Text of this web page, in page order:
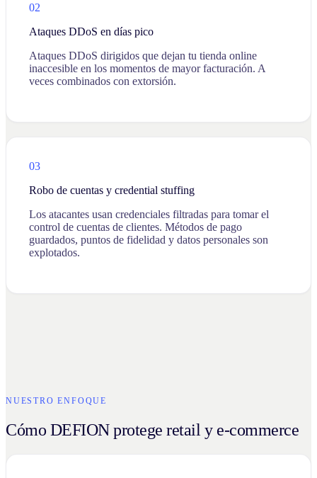
02
Ataques DDoS en días pico
Ataques DDoS dirigidos que dejan tu tienda online
inaccesible en los momentos de mayor facturación. A
veces combinados con extorsión.
03
Robo de cuentas y credential stuffing
Los atacantes usan credenciales filtradas para tomar el
control de cuentas de clientes. Métodos de pago
guardados, puntos de fidelidad y datos personales son
explotados.
NUESTRO ENFOQUE
Cómo DEFION protege retail y e-commerce